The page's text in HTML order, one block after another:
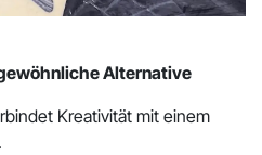
Alternative
Kreativität mit einem